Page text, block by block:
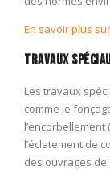
En savoir plus
Travaux
Les travaux
comme le
l’éclatement de
des ouvrages de